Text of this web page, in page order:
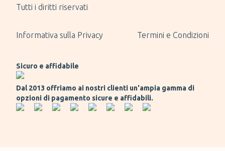
Tutti i diritti riservati
Informativa sulla Privacy Termini e Condizioni
Sicuro e affidabile
Dal 2013 offriamo ai nostri clienti un'ampia gamma di
opzioni di pagamento sicure e affidabili.